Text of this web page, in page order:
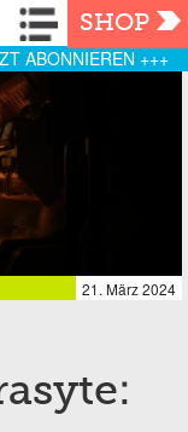
Navigation
SHOP
ABONNIEREN +++
21. März 2024